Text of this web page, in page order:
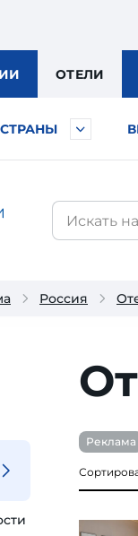
ОТЕЛИ
СТРАНЫ
Россия
Реклама